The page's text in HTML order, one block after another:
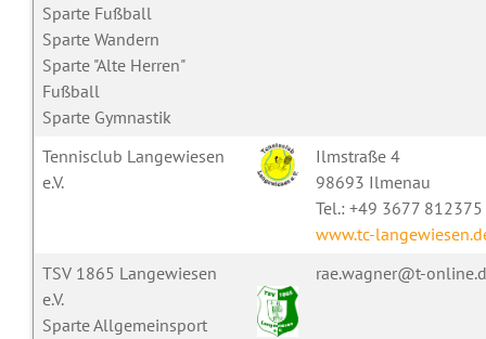
Sparte Fußball
Sparte Wandern
Sparte "Alte Herren"
Fußball
Sparte Gymnastik
Tennisclub Langewiesen
e.V.
Ilmstraße 4
98693 Ilmenau
Tel.: +49 3677 812375
www.tc-
TSV 1865 Langewiesen
e.V.
Sparte Allgemeinsport
rae.wagner@t-